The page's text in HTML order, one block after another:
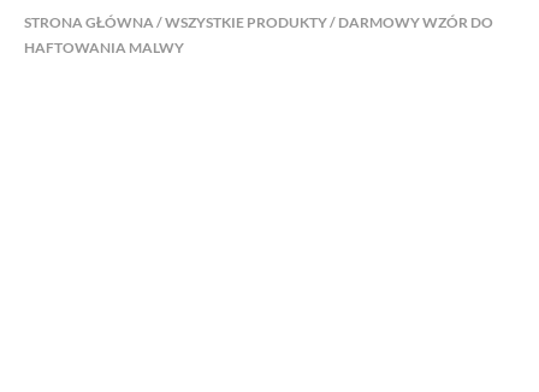
STRONA GŁÓWNA/WSZYSTKIE PRODUKTY/ DARMOWY WZÓR DO
HAFTOWANIA MALWY